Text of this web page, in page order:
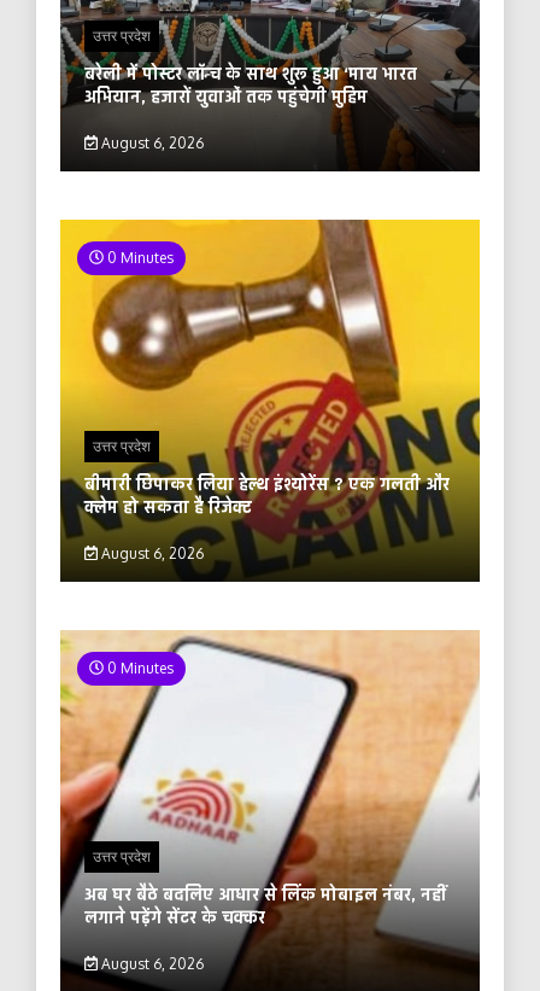
उत्तर प्रदेश
बरेली में पोस्टर लॉन्च के साथ शुरू हुआ ‘माय भारत
अभियान, हजारों युवाओं तक पहुंचेगी मुहिम
August 6, 2026
0 Minutes
उत्तर प्रदेश
बीमारी छिपाकर लिया हेल्थ इंश्योरेंस ? एक गलती और
क्लेम हो सकता है रिजेक्ट
August 6, 2026
0 Minutes
उत्तर प्रदेश
अब घर बैठे बदलिए आधार से लिंक मोबाइल नंबर, नहीं
लगाने पड़ेंगे सेंटर के चक्कर
August 6, 2026